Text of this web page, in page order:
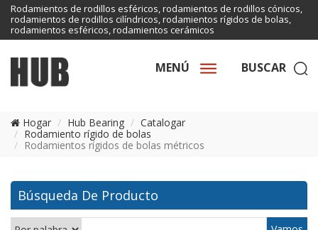
Rodamientos de rodillos esféricos, rodamientos de rodillos cónicos,
rodamientos de rodillos cilíndricos, rodamientos rígidos de bolas,
rodamientos esféricos, rodamientos cerámicos
MENÚ BUSCAR
Hogar Hub Bearing
Catalogar
Rodamiento rígido de bolas
Rodamientos rígidos de bolas métricos
Búsqueda De Producto